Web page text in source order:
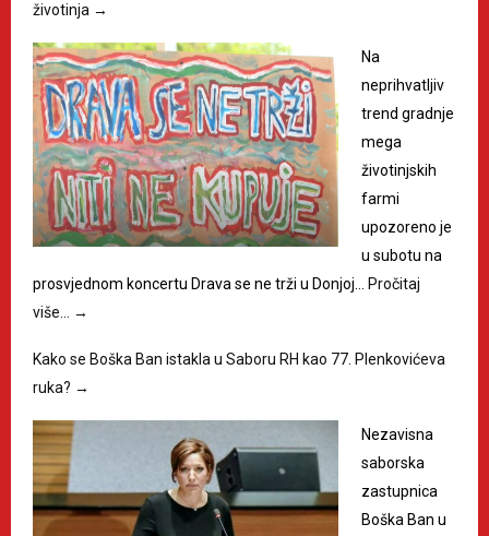
životinja →
Na
neprihvatljiv
trend gradnje
mega
životinjskih
farmi
upozoreno je
u subotu na
prosvjednom koncertu Drava se ne trži u Donjoj… Pročitaj
više… →
Kako se Boška Ban istakla u Saboru RH kao 77. Plenkovićeva
ruka? →
Nezavisna
saborska
zastupnica
Boška Ban u